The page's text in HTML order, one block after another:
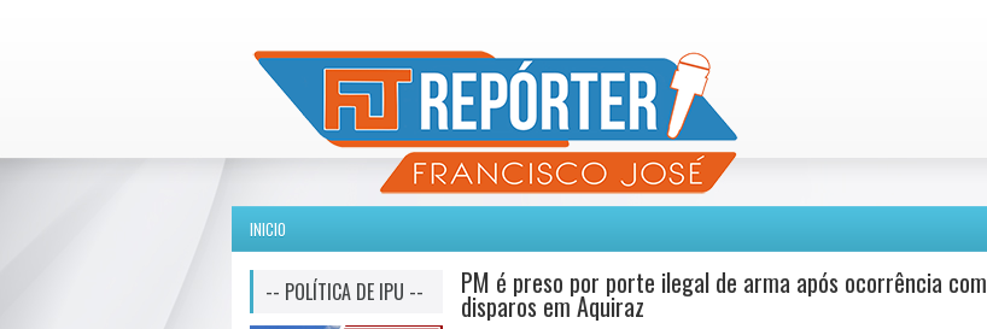
INICIO
-- POLÍTICA DE IPU -- PM é preso por porte ilegal de arma após ocorrência com
disparos em Aquiraz